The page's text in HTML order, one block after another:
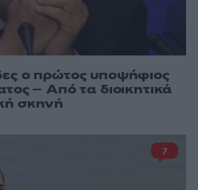
ο πρώτος υποψήφιος
– Από τα διοικητικά
σκηνή
7